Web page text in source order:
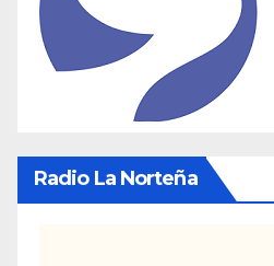
Radio La Norteña